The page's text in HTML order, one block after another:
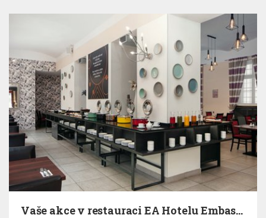
Vaše akce v restauraci EA Hotelu Embassy Prague